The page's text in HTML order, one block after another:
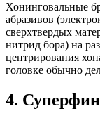
Хонинговальные
абразивов
сверхтвердых
нитрид бора) на
центрирования
головке обычно
4.